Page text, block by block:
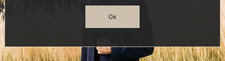
Ок